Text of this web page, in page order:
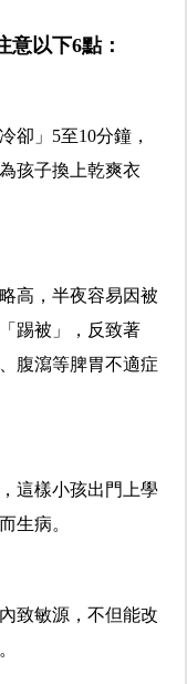
以下6點：
卻」5至10分鐘，
孩子換上乾爽衣
高，半夜容易因被
踢被」，反致著
腹瀉等脾胃不適症
這樣小孩出門上學
生病。
致敏源，不但能改